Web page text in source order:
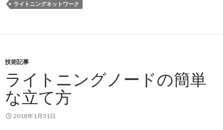
ライトニングネットワーク
技術記事
ライトニングノードの簡単
な立て方
2018年1月31日